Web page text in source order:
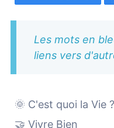
Les mots en
liens vers
🌞 C'est quoi la Vie ?
🤝 Vivre Bien